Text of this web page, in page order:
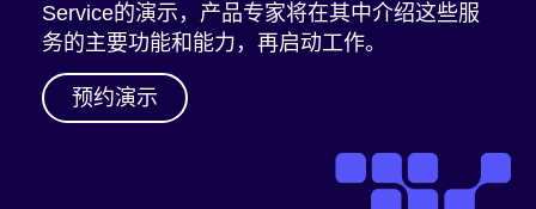
Service的演示，产品专家将在其中介绍这些服
务的主要功能和能力，再启动工作。
预约演示